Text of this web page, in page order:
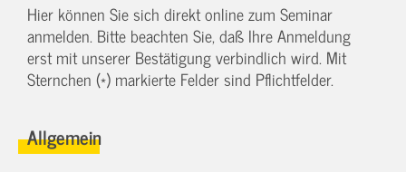
Hier können Sie sich direkt online zum Seminar
anmelden. Bitte beachten Sie, daß Ihre Anmeldung
erst mit unserer Bestätigung verbindlich wird. Mit
Sternchen (*) markierte Felder sind Pflichtfelder.
Allgemein